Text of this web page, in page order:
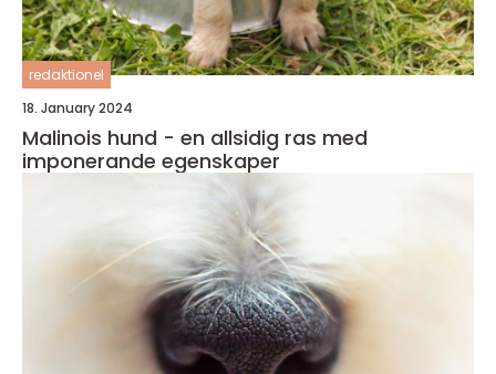
redaktionel
18. January 2024
Malinois hund - en allsidig ras med
imponerande egenskaper